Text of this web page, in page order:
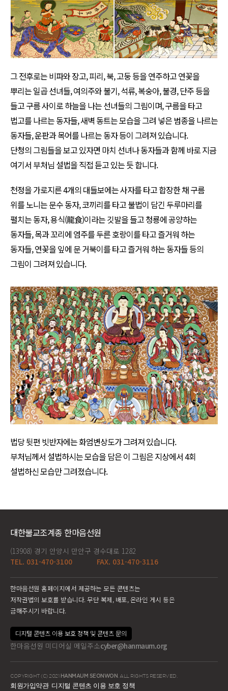
그 전후로는 비파와 장고, 피리, 북, 고둥 등을 연주하고 연꽃을
뿌리는 일곱 선녀들, 여의주와 불기, 석류, 복숭아, 불경, 단주 등을
들고 구름 사이로 하늘을 나는 선녀들의 그림이며, 구름을 타고
법고를 나르는 동자들, 새벽 동트는 모습을 그려 넣은 범종을 나르는
동자들, 운판과 목어를 나르는 동자 등이 그려져 있습니다.
단청의 그림들을 보고 있자면 마치 선녀나 동자들과 함께 바로 지금
여기서 부처님 설법을 직접 듣고 있는 듯 합니다.
천정을 가로지른 4개의 대들보에는 사자를 타고 합장한 채 구름
위를 노니는 문수 동자, 코끼리를 타고 불법이 담긴 두루마리를
펼치는 동자, 용식(龍食)이라는 깃발을 들고 청룡에 공양하는
동자들, 목과 꼬리에 염주를 두른 호랑이를 타고 즐거워 하는
동자들, 연꽃을 잎에 문 거북이를 타고 즐거워 하는 동자들 등의
그림이 그려져 있습니다.
법당 뒷편 빗반자에는 화엄변상도가 그려져 있습니다.
부처님께서 설법하시는 모습을 담은 이 그림은 지상에서 4회
설법하신 모습만 그려졌습니다.
대한불교조계종 한마음선원
(13908) 경기 안양시 만안구 경수대로 1282
TEL. 031-470-3100
FAX. 031-470-3116
한마음선원 홈페이지에서 제공하는 모든 콘텐츠는
저작권법의 보호를 받습니다. 무단 복제, 배포, 온라인 게시 등은
금해주시기 바랍니다.
디지털 콘텐츠 이용 보호 정책 및 콘텐츠 문의
한마음선원 미디어실 메일주소cyber@hanmaum.org
COPYRIGHT (C) 2021 HANMAUM SEONWON . ALL RIGHTS RESERVED.
회원가입약관 디지털 콘텐츠 이용 보호 정책